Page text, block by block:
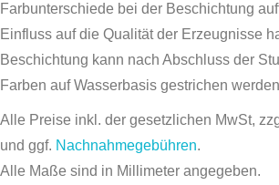
Farbunterschiede bei der Beschichtung
Einfluss auf die Qualität der Erzeugnisse
Beschichtung kann nach Abschluss der
Farben auf Wasserbasis gestrichen
Alle Preise inkl. der gesetzlichen MwSt,
und ggf. Nachnahmegebühren.
Alle Maße sind in Millimeter angegeben.